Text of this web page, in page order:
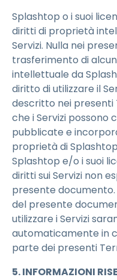
Splashtop o i suoi
diritti di proprietà
Servizi. Nulla nei
trasferimento di
intellettuale da
diritto di utilizzare il
descritto nei presenti
che i Servizi possono
pubblicate e
proprietà di
Splashtop e/o i suoi
diritti sui Servizi non
presente documento.
del presente
utilizzare i Servizi
automaticamente in
parte dei presenti
5. INFORMAZIONI